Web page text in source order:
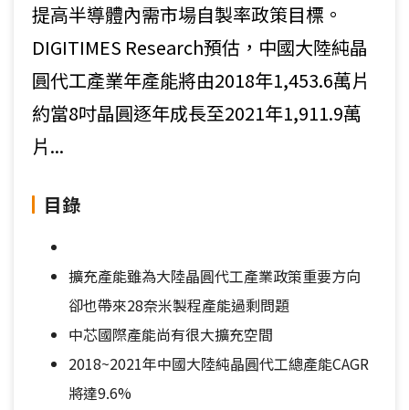
提高半導體內需市場自製率政策目標。
DIGITIMES Research預估，中國大陸純晶
圓代工產業年產能將由2018年1,453.6萬片
約當8吋晶圓逐年成長至2021年1,911.9萬
片...
目錄
擴充產能雖為大陸晶圓代工產業政策重要方向
卻也帶來28奈米製程產能過剩問題
中芯國際產能尚有很大擴充空間
2018~2021年中國大陸純晶圓代工總產能CAGR
將達9.6%